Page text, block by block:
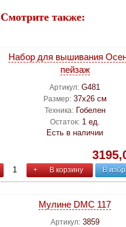
Смотрите также:
Набор для вышивания
пейзаж
Артикул: G481
Размер: 37х26 см
Техника: Гобелен
Остаток: 1 ед.
Есть в наличии
+ В корзину В
Мулине DMC 117
Артикул: 3859